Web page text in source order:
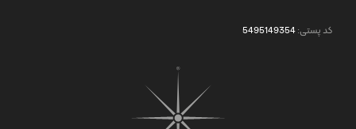
کد پستی:5495149354